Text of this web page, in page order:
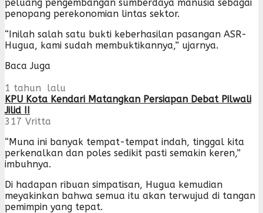
peluang pengembangan sumberdaya manusia sebagai
penopang perekonomian lintas sektor.
“Inilah salah satu bukti keberhasilan pasangan ASR-
Hugua, kami sudah membuktikannya,” ujarnya.
Baca Juga
1 tahun lalu
KPU Kota Kendari Matangkan Persiapan Debat Pilwali
Jilid II
317 Vritta
“Muna ini banyak tempat-tempat indah, tinggal kita
perkenalkan dan poles sedikit pasti semakin keren,”
imbuhnya.
Di hadapan ribuan simpatisan, Hugua kemudian
meyakinkan bahwa semua itu akan terwujud di tangan
pemimpin yang tepat.